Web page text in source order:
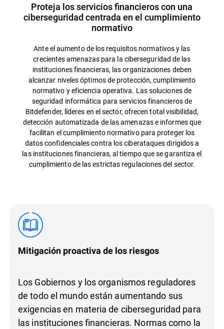
Proteja los servicios financieros con una
ciberseguridad centrada en el cumplimiento
normativo
Ante el aumento de los requisitos normativos y las
crecientes amenazas para la ciberseguridad de las
instituciones financieras, las organizaciones deben
alcanzar niveles óptimos de protección, cumplimiento
normativo y eficiencia operativa. Las soluciones de
seguridad informática para servicios financieros de
Bitdefender, líderes en el sector, ofrecen total visibilidad,
detección automatizada de las amenazas e informes que
facilitan el cumplimiento normativo para proteger los
datos confidenciales contra los ciberataques dirigidos a
las instituciones financieras, al tiempo que se garantiza el
cumplimiento de las estrictas regulaciones del sector.
Mitigación proactiva de los riesgos
Los Gobiernos y los organismos reguladores
de todo el mundo están aumentando sus
exigencias en materia de ciberseguridad para
las instituciones financieras. Normas como la